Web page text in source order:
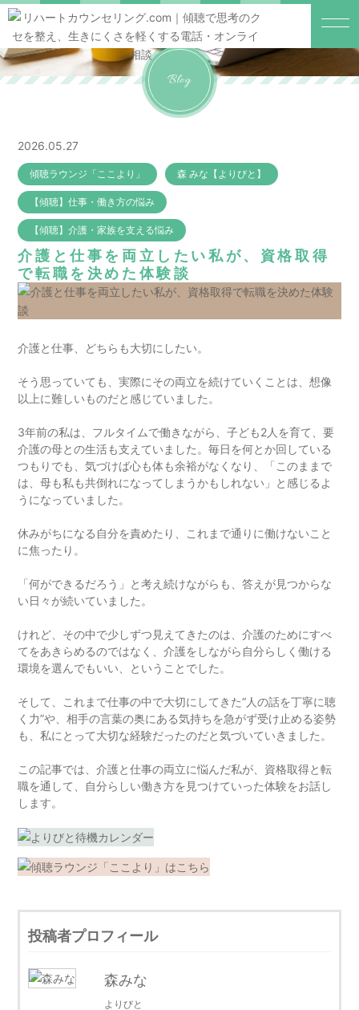
Blog
2026.05.27
傾聴ラウンジ「ここより」 森 みな【よりびと】
【傾聴】仕事・働き方の悩み
【傾聴】介護・家族を支える悩み
介護と仕事を両立したい私が、資格取得
で転職を決めた体験談
介護と仕事、どちらも大切にしたい。
そう思っていても、実際にその両立を続けていくことは、想像
以上に難しいものだと感じていました。
3年前の私は、フルタイムで働きながら、子ども2人を育て、要
介護の母との生活も支えていました。毎日を何とか回している
つもりでも、気づけば心も体も余裕がなくなり、「このままで
は、母も私も共倒れになってしまうかもしれない」と感じるよ
うになっていました。
休みがちになる自分を責めたり、これまで通りに働けないこと
に焦ったり。
「何ができるだろう」と考え続けながらも、答えが見つからな
い日々が続いていました。
けれど、その中で少しずつ見えてきたのは、介護のためにすべ
てをあきらめるのではなく、介護をしながら自分らしく働ける
環境を選んでもいい、ということでした。
そして、これまで仕事の中で大切にしてきた“人の話を丁寧に聴
く力”や、相手の言葉の奥にある気持ちを急がず受け止める姿勢
も、私にとって大切な経験だったのだと気づいていきました。
この記事では、介護と仕事の両立に悩んだ私が、資格取得と転
職を通して、自分らしい働き方を見つけていった体験をお話し
します。
投稿者プロフィール
森みな
よりびと